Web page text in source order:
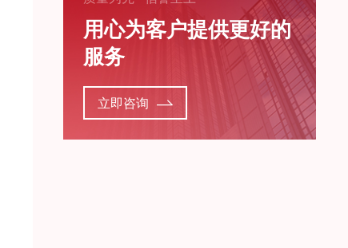
用心为客户提供更好的
服务
立即咨询